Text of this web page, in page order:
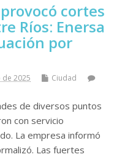
cortes
Ríos: Enersa
por
de 2025
Ciudad
de diversos puntos
con servicio
La empresa informó
Las fuertes